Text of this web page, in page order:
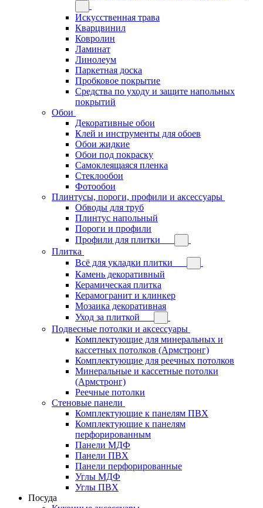
Искусственная трава
Кварцвинил
Ковролин
Ламинат
Линолеум
Паркетная доска
Пробковое покрытие
Средства по уходу и защите напольных
покрытий
Обои
Декоративные обои
Клей и инструменты для обоев
Обои жидкие
Обои под покраску
Самоклеящаяся пленка
Стеклообои
Фотообои
Плинтусы, пороги, профили и аксессуары
Обводы для труб
Плинтус напольный
Пороги и профили
Профили для плитки
Плитка
Всё для укладки плитки
Камень декоративный
Керамическая плитка
Керамогранит и клинкер
Мозаика декоративная
Уход за плиткой
Подвесные потолки и аксессуары
Комплектующие для минеральных и
кассетных потолков (Армстронг)
Комплектующие для реечных потолков
Минеральные и кассетные потолки
(Армстронг)
Реечные потолки
Стеновые панели
Комплектующие к панелям ПВХ
Комплектующие к панелям
перфорированным
Панели МДФ
Панели ПВХ
Панели перфорированные
Углы МДФ
Углы ПВХ
Посуда